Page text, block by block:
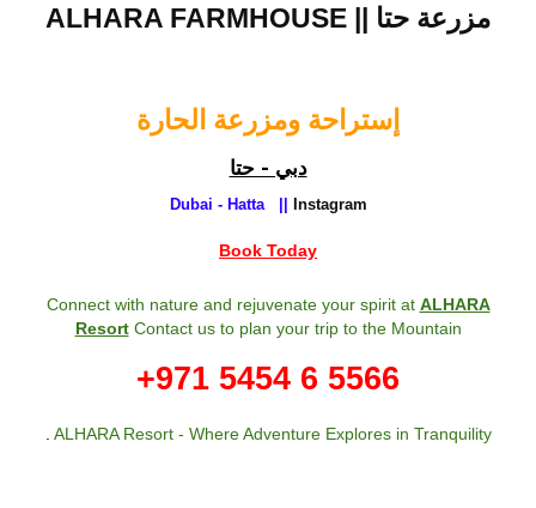
ALHARA FARMHOUSE || مزرعة حتا
إستراحة ومزرعة الحارة
دبي - حتا
Dubai - Hatta || Instagram
Book Today
Connect with nature and rejuvenate your spirit at ALHARA
ResortContact us to plan your trip to the Mountain
+971 5454 6 5566
ALHARA Resort - Where Adventure Explores in Tranquility